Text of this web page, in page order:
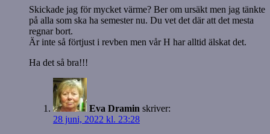
Skickade jag för mycket värme? Ber om ursäkt men jag tänkte
på alla som ska ha semester nu. Du vet det där att det mesta
regnar bort.
Är inte så förtjust i revben men vår H har alltid älskat det.
Ha det så bra!!!
Eva Dramin skriver:
28 juni, 2022 kl. 23:28